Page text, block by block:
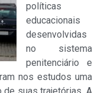
políticas
educacionais
desenvolvidas
no sistema
penitenciário e
nos estudos uma